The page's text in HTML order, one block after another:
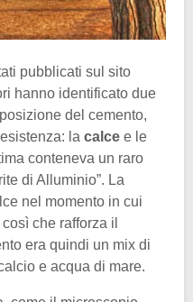
pubblicati sul sito
hanno identificato due
del cemento,
la calce e le
conteneva un raro
di Alluminio”. La
nel momento in cui
che rafforza il
era quindi un mix di
e acqua di mare.